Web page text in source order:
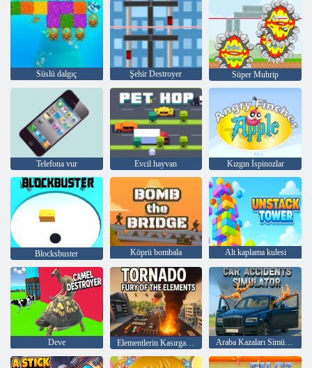
Süslü dalgıç Şehir Destroyer Süper Muhrip
Telefona vur Evcil hayvan Kızgın İspinozlar
Blocksbuster Köprü bombala Alt kaplama kulesi
Deve Elementlerin Kasırga Öfkesi Araba Kazaları Simülatörü